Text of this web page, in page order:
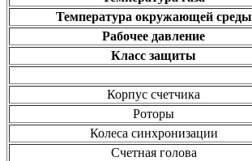
Температура окружающей среды
Рабочее давление
Класс защиты
Корпус счетчика
Роторы
Колеса синхронизации
Счетная голова